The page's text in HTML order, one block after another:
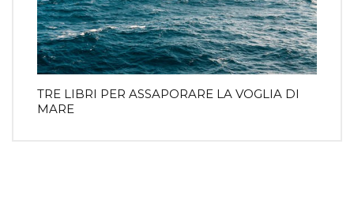
TRE LIBRI PER ASSAPORARE LA VOGLIA DI
MARE